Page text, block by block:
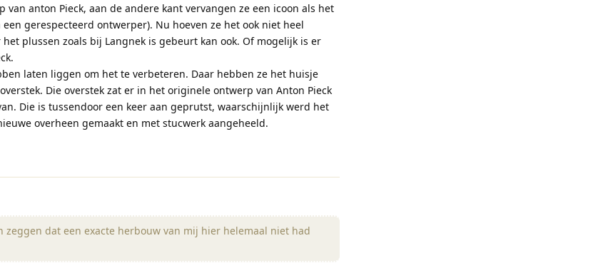
anton Pieck, aan de andere kant vervangen ze een icoon als het
gerespecteerd ontwerper). Nu hoeven ze het ook niet heel
plussen zoals bij Langnek is gebeurt kan ook. Of mogelijk is er
laten liggen om het te verbeteren. Daar hebben ze het huisje
Die overstek zat er in het originele ontwerp van Anton Pieck
Die is tussendoor een keer aan geprutst, waarschijnlijk werd het
overheen gemaakt en met stucwerk aangeheeld.
zeggen dat een exacte herbouw van mij hier helemaal niet had